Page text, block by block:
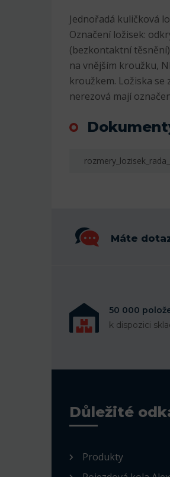
Jednořadá kuličková
Označení ložisek:
(bezkontaktní
na vnějším kroužku,
kroužkem. Ložiska se
nerezová mají
Máte
50 000
k dispozici
Důležité
Produkty